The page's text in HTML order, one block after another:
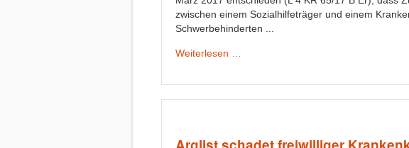
zwischen einem Sozialhilfeträger und einem
Schwerbehinderten ...
Weiterlesen …